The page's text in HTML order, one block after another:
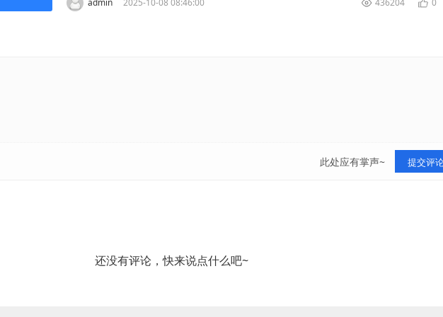
admin 2025-10-08 08:46:00 436204 0
此处应有掌声~ 提交评
还没有评论，快来说点什么吧~